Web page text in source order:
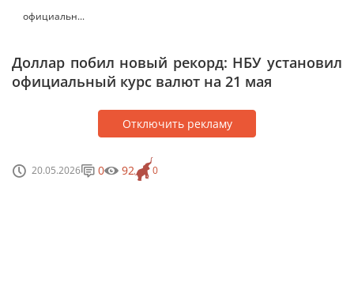
официальн...
Доллар побил новый рекорд: НБУ установил
официальный курс валют на 21 мая
Отключить рекламу
20.05.2026 0
0 92